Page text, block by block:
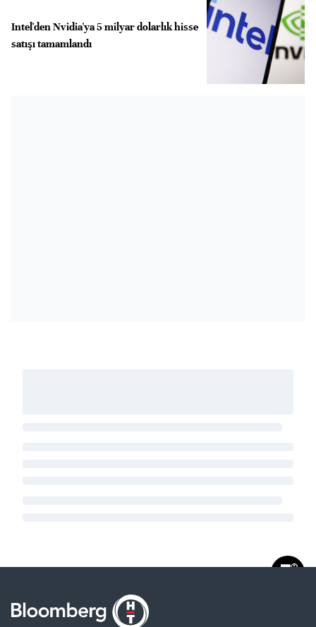
Intel'den Nvidia'ya 5 milyar dolarlık hisse
satışı tamamlandı